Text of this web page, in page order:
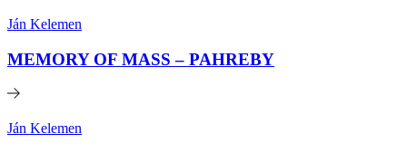
Ján Kelemen
MEMORY OF MASS – PAHREBY
Ján Kelemen